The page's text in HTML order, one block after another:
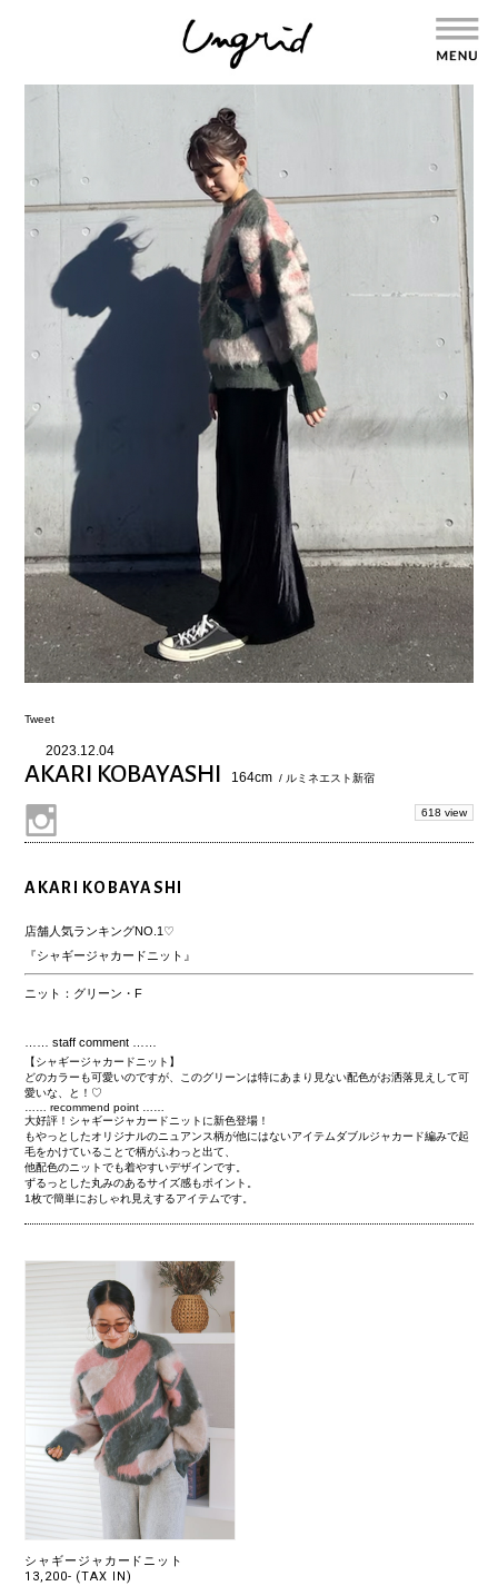
Tweet
2023.12.04
AKARI KOBAYASHI 164cm / ルミネエスト新宿
618 view
AKARI KOBAYASHI
店舗人気ランキングNO.1♡
『シャギージャカードニット』
ニット：グリーン・F
…… staff comment ……
【シャギージャカードニット】
どのカラーも可愛いのですが、このグリーンは特にあまり見ない配色がお洒落見えして可
愛いな、と！♡
…… recommend point ……
大好評！シャギージャカードニットに新色登場！
もやっとしたオリジナルのニュアンス柄が他にはないアイテムダブルジャカード編みで起
毛をかけていることで柄がふわっと出て、
他配色のニットでも着やすいデザインです。
ずるっとした丸みのあるサイズ感もポイント。
1枚で簡単におしゃれ見えするアイテムです。
シャギージャカードニット
13,200- (TAX IN)